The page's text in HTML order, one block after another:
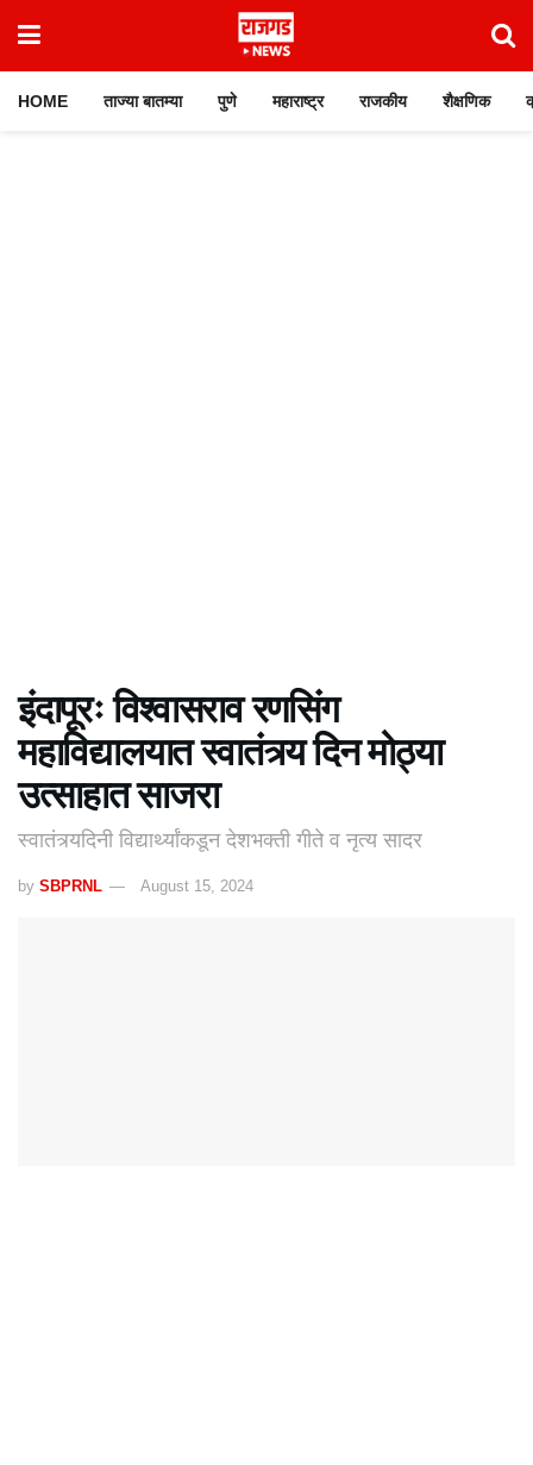
HOME ताज्या बातम्या पुणे महाराष्ट्र राजकीय शैक्षणिक
इंदापूरः विश्वासराव रणसिंग
महाविद्यालयात स्वातंत्र्य दिन मोठ्या
उत्साहात साजरा
स्वातंत्र्यदिनी विद्यार्थ्यांकडून देशभक्ती गीते व नृत्य सादर
by SBPRNL August 15, 2024